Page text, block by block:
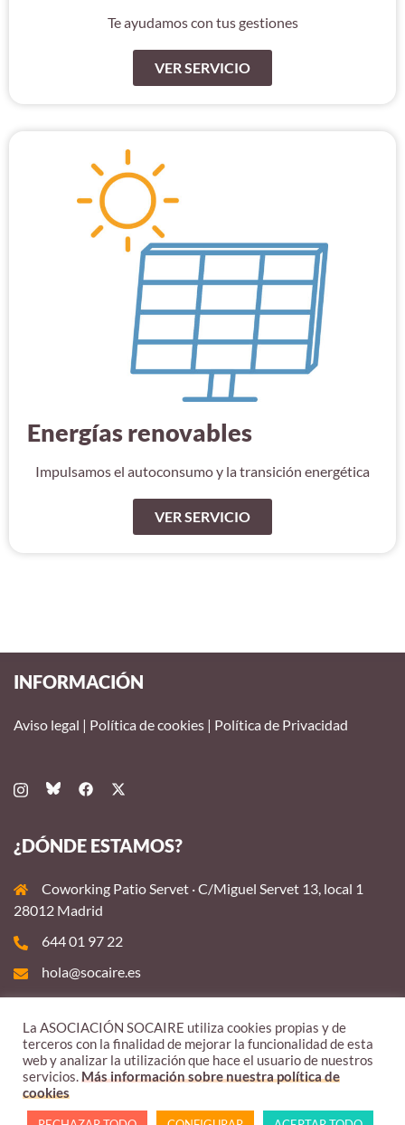
Te ayudamos con tus gestiones
VER SERVICIO
Energías renovables
Impulsamos el autoconsumo y la transición energética
VER SERVICIO
INFORMACIÓN
Aviso legal | Política de cookies | Política de Privacidad
¿DÓNDE ESTAMOS?
Coworking Patio Servet · C/Miguel Servet 13, local 1
28012 Madrid
644 01 97 22
hola@socaire.es
La ASOCIACIÓN SOCAIRE utiliza cookies propias y de
terceros con la finalidad de mejorar la funcionalidad de esta
web y analizar la utilización que hace el usuario de nuestros
servicios.Más información sobre nuestra política de
cookies